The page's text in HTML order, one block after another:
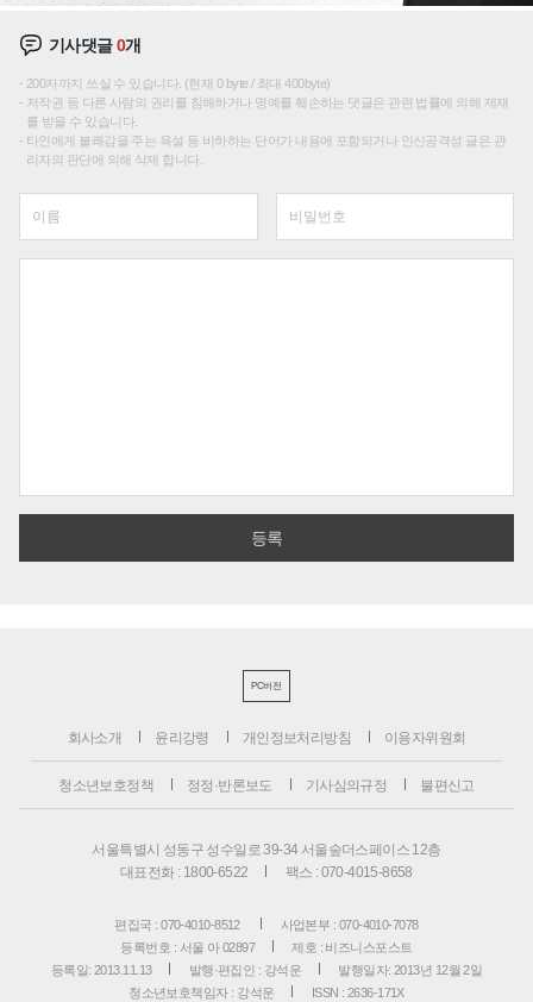
기사댓글0개
200자까지 쓰실 수 있습니다. (현재 0 byte / 최대 400byte)
저작권 등 다른 사람의 권리를 침해하거나 명예를 훼손하는 댓글은 관련 법률에 의해 제재
를 받을 수 있습니다.
타인에게 불쾌감을 주는 욕설 등 비하하는 단어가 내용에 포함되거나 인신공격성 글은 관
리자의 판단에 의해 삭제 합니다.
PC버전
회사소개 윤리강령 개인정보처리방침 이용자위원회
청소년보호정책 정정·반론보도 기사심의규정 불편신고
서울특별시 성동구 성수일로 39-34 서울숲더스페이스 12층
대표전화 : 1800-6522
팩스 : 070-4015-8658
편집국 : 070-4010-8512
사업본부 : 070-4010-7078
등록번호 : 서울 아 02897
제호 : 비즈니스포스트
등록일: 2013.11.13
발행·편집인 : 강석운
발행일자: 2013년 12월 2일
청소년보호책임자 : 강석운
ISSN : 2636-171X